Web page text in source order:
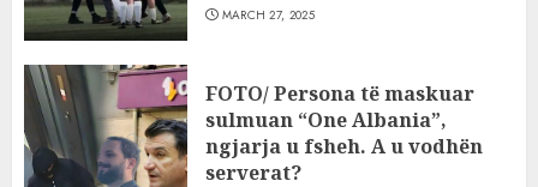
MARCH 27, 2025
FOTO/ Persona të maskuar
sulmuan “One Albania”,
ngjarja u fsheh. A u vodhën
serverat?